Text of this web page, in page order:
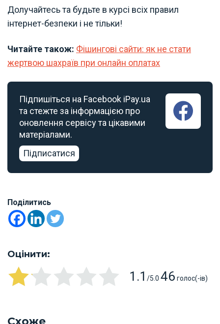
Долучайтесь та будьте в курсі всіх правил
інтернет-безпеки і не тільки!
Читайте також: Фішингові сайти: як не стати
жертвою шахраїв при онлайн оплатах
Підпишіться на Facebook iPay.ua
та стежте за інформацією про
оновлення сервісу та цікавими
матеріалами.
Підписатися
Поділитись
Оцінити:
1.1 /5.0 46 голос(-ів)
Схоже